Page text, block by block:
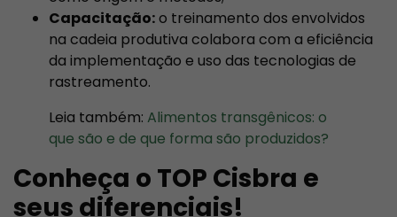
Capacitação:o treinamento dos envolvidos
na cadeia produtiva colabora com a eficiência
da implementação e uso das tecnologias de
rastreamento.
Leia também: Alimentos transgênicos: o
que são e de que forma são produzidos?
Conheça o TOP Cisbra e
seus diferenciais!